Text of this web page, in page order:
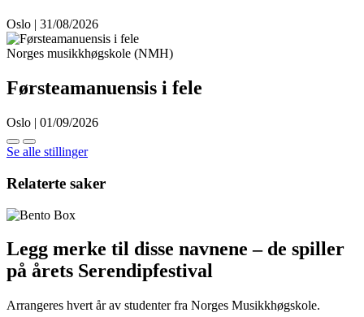
Oslo | 31/08/2026
Norges musikkhøgskole (NMH)
Førsteamanuensis i fele
Oslo | 01/09/2026
Se alle stillinger
Relaterte saker
Legg merke til disse navnene – de spiller
på årets Serendipfestival
Arrangeres hvert år av studenter fra Norges Musikkhøgskole.